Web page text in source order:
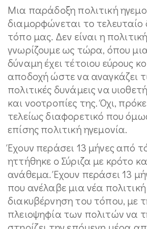
Μια παράδοξη πολιτική
διαμορφώνεται το
τόπο μας. Δεν είναι η
γνωρίζουμε ως τώρα, όπου
δύναμη έχει τέτοιου εύρους
αποδοχή ώστε να αναγκάζει
πολιτικές δυνάμεις να
και νοοτροπίες της. Όχι,
τελείως διαφορετικό που
επίσης πολιτική ηγεμονία.
Έχουν περάσει 13 μήνες από
ηττήθηκε ο Σύριζα με κρότο
ανάθεμα. Έχουν περάσει 13
που ανέλαβε μια νέα
διακυβέρνηση του τόπου, με
πλειοψηφία των πολιτών να